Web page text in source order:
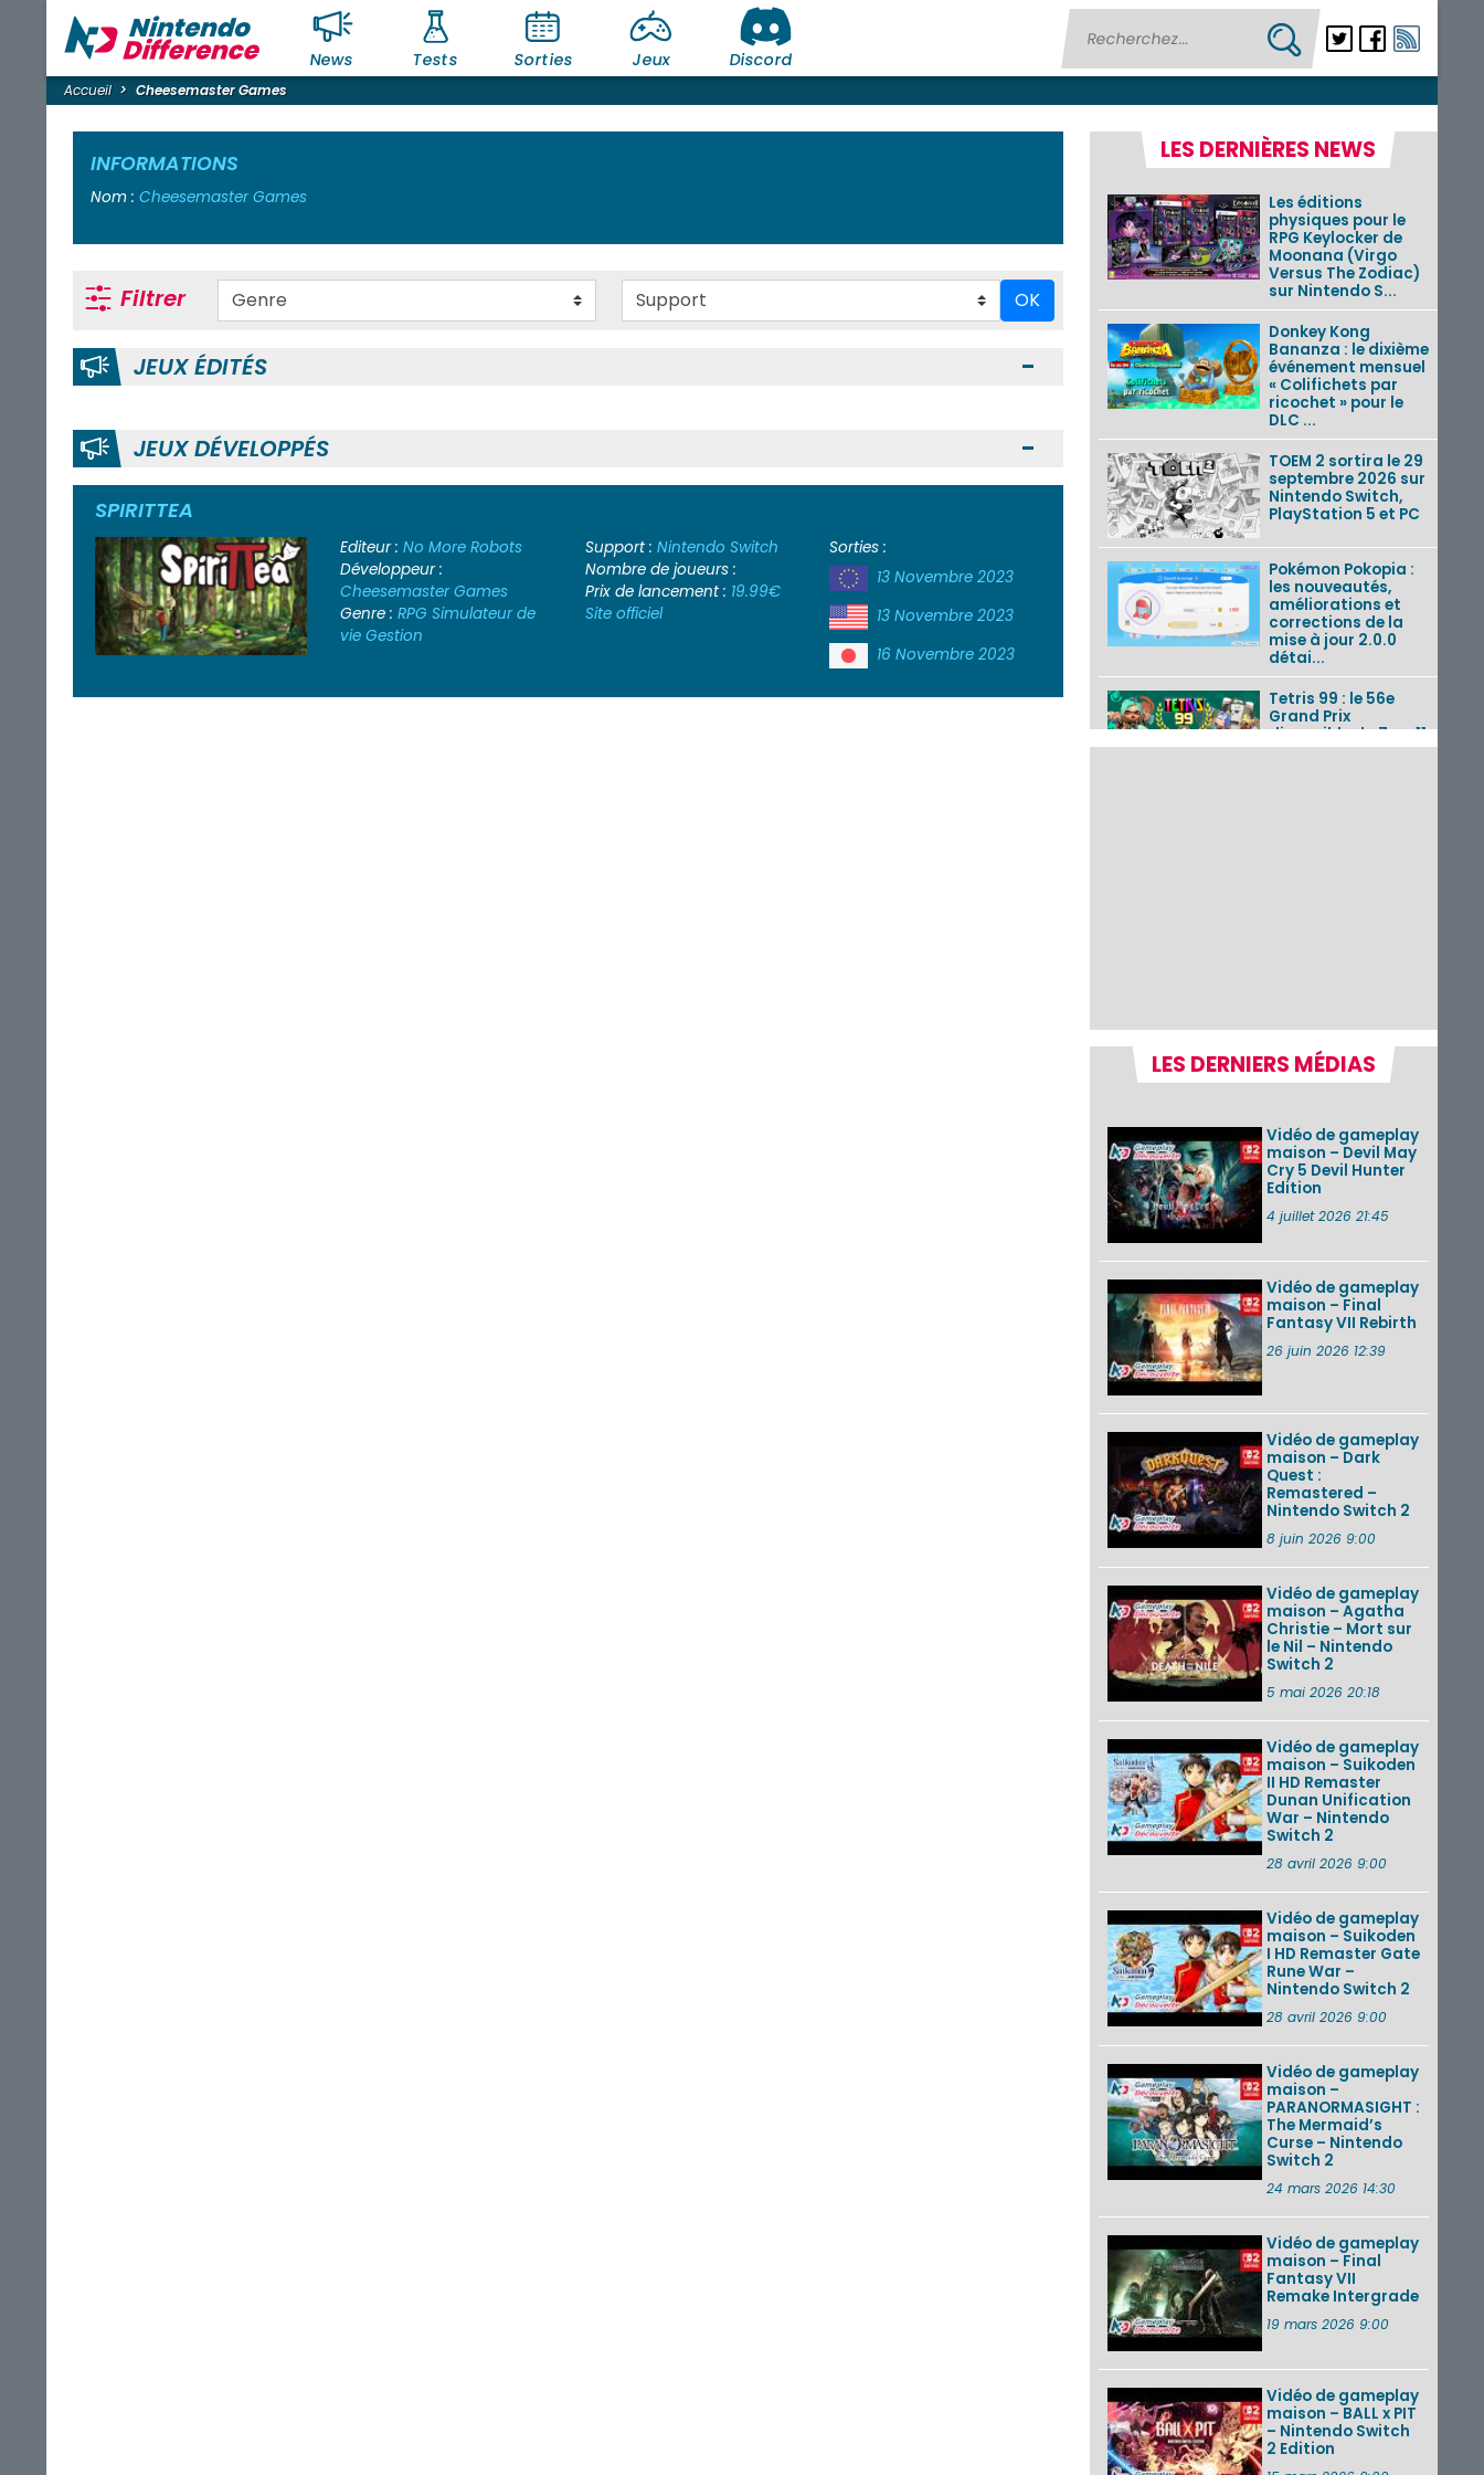
News Tests Sorties Jeux Discord
Accueil Cheesemaster Games
INFORMATIONS
Nom : Cheesemaster Games
Filtrer OK
JEUX ÉDITÉS Ouvrir / Fermer
JEUX DÉVELOPPÉS Ouvrir / Fermer
SPIRITTEA
Editeur : No More Robots
Développeur :
Cheesemaster Games
Genre : RPG Simulateur de
vie Gestion
Support : Nintendo Switch
Nombre de joueurs :
Prix de lancement : 19.99€
Site officiel
Sorties :
13 Novembre 2023
13 Novembre 2023
16 Novembre 2023
LES DERNIÈRES NEWS
Les éditions
physiques pour le
RPG Keylocker de
Moonana (Virgo
Versus The Zodiac)
sur Nintendo S...
Donkey Kong
Bananza : le dixième
événement mensuel
« Colifichets par
ricochet » pour le
DLC ...
TOEM 2 sortira le 29
septembre 2026 sur
Nintendo Switch,
PlayStation 5 et PC
Pokémon Pokopia :
les nouveautés,
améliorations et
corrections de la
mise à jour 2.0.0
détai...
Tetris 99 : le 56e
Grand Prix
disponible du 7 au 11
août 2026 avec un
des séquences de
game...
Pokémon GO : les
2026
Un Fire Emblem :
Fortune’s Weave
Direct d’environ 20
août 2026...
Les sorties eShop de
la semaine 31 de
2026 (Xenoblade
Chronicles 2 –
VOIR PLUS DE NEWS
LES DERNIERS MÉDIAS
Vidéo de gameplay
maison – Devil May
Cry 5 Devil Hunter
Edition
4 juillet 2026 21:45
Vidéo de gameplay
maison – Final
Fantasy VII Rebirth
26 juin 2026 12:39
Vidéo de gameplay
maison – Dark
Quest :
Remastered –
Nintendo Switch 2
8 juin 2026 9:00
Vidéo de gameplay
maison – Agatha
Christie – Mort sur
le Nil – Nintendo
Switch 2
5 mai 2026 20:18
Vidéo de gameplay
maison – Suikoden
II HD Remaster
Dunan Unification
War – Nintendo
Switch 2
28 avril 2026 9:00
Vidéo de gameplay
maison – Suikoden
I HD Remaster Gate
Rune War –
Nintendo Switch 2
28 avril 2026 9:00
Vidéo de gameplay
maison –
PARANORMASIGHT :
The Mermaid’s
Curse – Nintendo
Switch 2
24 mars 2026 14:30
Vidéo de gameplay
maison – Final
Fantasy VII
Remake Intergrade
19 mars 2026 9:00
Vidéo de gameplay
maison – BALL x PIT
– Nintendo Switch
2 Edition